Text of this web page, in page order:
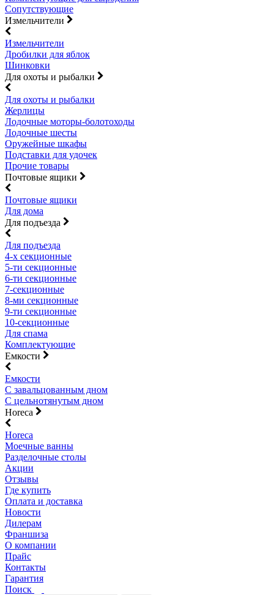
Сопутствующие
Измельчители
Измельчители
Дробилки для яблок
Шинковки
Для охоты и рыбалки
Для охоты и рыбалки
Жерлицы
Лодочные моторы-болотоходы
Лодочные шесты
Оружейные шкафы
Подставки для удочек
Прочие товары
Почтовые ящики
Почтовые ящики
Для дома
Для подъезда
Для подъезда
4-х секционные
5-ти секционные
6-ти секционные
7-секционные
8-ми секционные
9-ти секционные
10-секционные
Для спама
Комплектующие
Емкости
Емкости
С завальцованным дном
С цельнотянутым дном
Horeca
Horeca
Моечные ванны
Разделочные столы
Акции
Отзывы
Где купить
Оплата и доставка
Новости
Дилерам
Франшиза
О компании
Прайс
Контакты
Гарантия
Поиск